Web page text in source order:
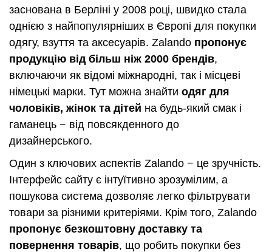
заснована в Берліні у 2008 році, швидко стала
однією з найпопулярніших в Європі для покупки
одягу, взуття та аксесуарів. Zalando пропонує
продукцію від більш ніж 2000 брендів,
включаючи як відомі міжнародні, так і місцеві
німецькі марки. Тут можна знайти одяг для
чоловіків, жінок та дітей на будь-який смак і
гаманець − від повсякденного до
дизайнерського.
Один з ключових аспектів Zalando − це зручність.
Інтерфейс сайту є інтуїтивно зрозумілим, а
пошукова система дозволяє легко фільтрувати
товари за різними критеріями. Крім того, Zalando
пропонує безкоштовну доставку та
повернення товарів, що робить покупки без